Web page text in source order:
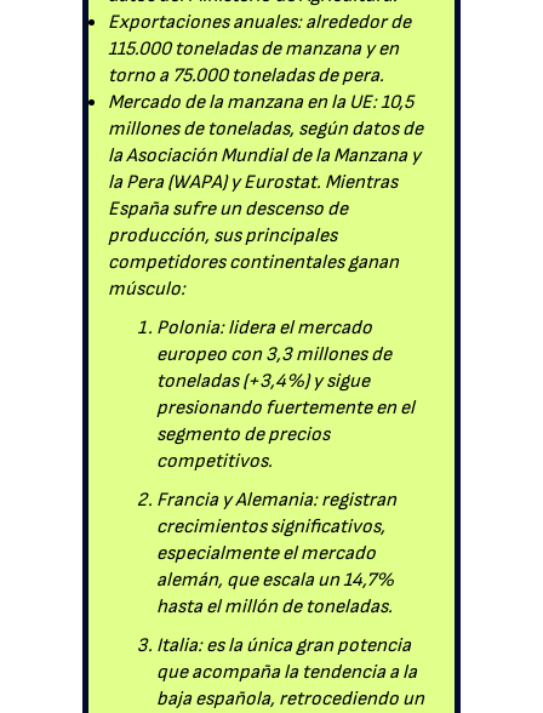
Exportaciones anuales: alrededor de
115.000 toneladas de manzana y en
torno a 75.000 toneladas de pera.
Mercado de la manzana en la UE: 10,5
millones de toneladas, según datos de
la Asociación Mundial de la Manzana y
la Pera (WAPA) y Eurostat. Mientras
España sufre un descenso de
producción, sus principales
competidores continentales ganan
músculo:
Polonia: lidera el mercado
europeo con 3,3 millones de
toneladas (+3,4%) y sigue
presionando fuertemente en el
segmento de precios
competitivos.
Francia y Alemania: registran
crecimientos significativos,
especialmente el mercado
alemán, que escala un 14,7%
hasta el millón de toneladas.
Italia: es la única gran potencia
que acompaña la tendencia a la
baja española, retrocediendo un